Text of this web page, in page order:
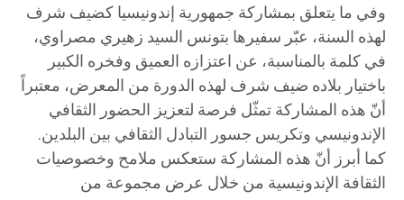
وفي ما يتعلق بمشاركة جمهورية إندونيسيا كضيف شرف
لهذه السنة، عبّر سفيرها بتونس السيد زهيري مصراوي،
في كلمة بالمناسبة، عن اعتزازه العميق وفخره الكبير
باختيار بلاده ضيف شرف لهذه الدورة من المعرض، معتبراً
أنّ هذه المشاركة تمثّل فرصة لتعزيز الحضور الثقافي
الإندونيسي وتكريس جسور التبادل الثقافي بين البلدين.
كما أبرز أنّ هذه المشاركة ستعكس ملامح وخصوصيات
الثقافة الإندونيسية من خلال عرض مجموعة من